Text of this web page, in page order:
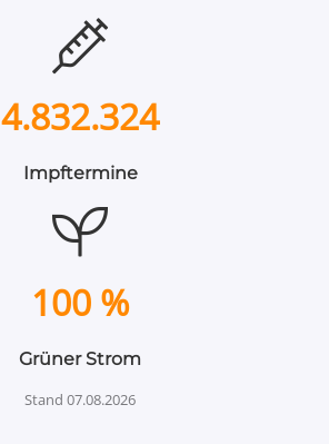
4.832.324
Impftermine
100 %
Grüner Strom
Stand 07.08.2026